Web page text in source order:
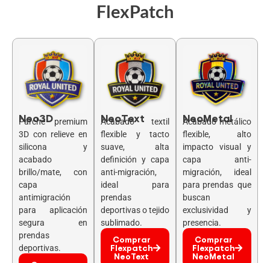
FlexPatch
Neo3D
Parche premium
3D con relieve en
silicona y
acabado
brillo/mate, con
capa
antimigración
para aplicación
segura en
prendas
deportivas.
NeoText
Acabado textil
flexible y tacto
suave, alta
definición y capa
anti-migración,
ideal para
prendas
deportivas o tejido
sublimado.
Comprar
Flexpatch
NeoText
NeoMetal
Acabado metálico
flexible, alto
impacto visual y
capa anti-
migración, ideal
para prendas que
buscan
exclusividad y
presencia.
Comprar
Flexpatch
NeoMetal